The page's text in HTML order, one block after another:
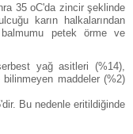
35 oC'da zincir şeklinde
karın halkalarından
balmumu petek örme ve
yağ asitleri (%14),
maddeler (%2)
Bu nedenle eritildiğinde